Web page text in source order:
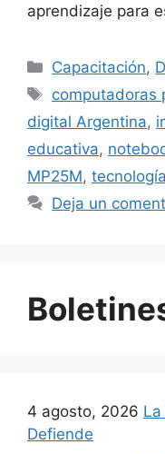
aprendizaje para
Capacitación,
computadoras
digital Argentina,
educativa,
MP25M,
Deja un
4 agosto, 2026
Defiende